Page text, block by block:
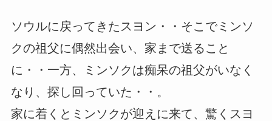
ソウルに戻ってきたスヨン・・そこでミンソ
クの祖父に偶然出会い、家まで送ること
に・・一方、ミンソクは痴呆の祖父がいなく
なり、探し回っていた・・。
家に着くとミンソクが迎えに来て、驚くスヨ